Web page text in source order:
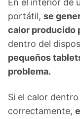
En el interior de
portátil, se
calor producido
dentro del
pequeños
problema.
Si el calor
correctamente,